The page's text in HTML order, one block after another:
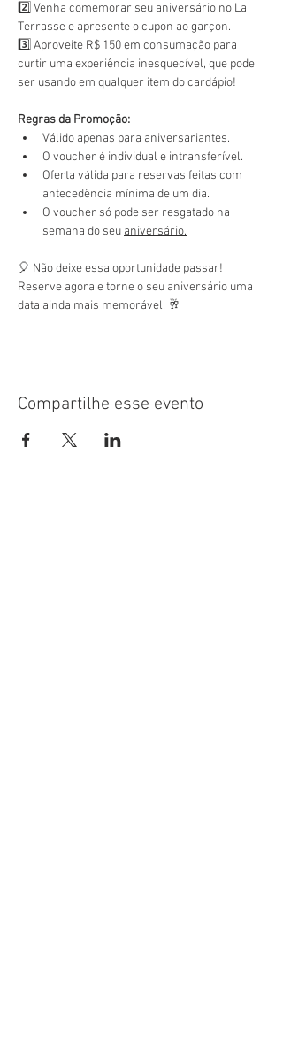
2️⃣ Venha comemorar seu aniversário no La
Terrasse e apresente o cupon ao garçon.
3️⃣ Aproveite R$ 150 em consumação para
curtir uma experiência inesquecível, que pode
ser usando em qualquer item do cardápio!
Regras da Promoção:
Válido apenas para aniversariantes.
O voucher é individual e intransferível.
Oferta válida para reservas feitas com
antecedência mínima de um dia.
O voucher só pode ser resgatado na
semana do seu aniversário.
🎈 Não deixe essa oportunidade passar!
Reserve agora e torne o seu aniversário uma
data ainda mais memorável. 🥂
Compartilhe esse evento